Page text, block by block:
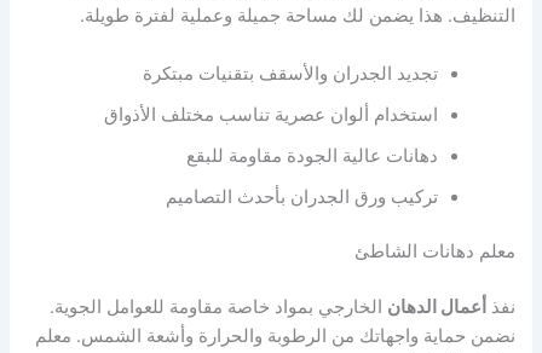
التنظيف. هذا يضمن لك مساحة جميلة وعملية لفترة طويلة.
تجديد الجدران والأسقف بتقنيات مبتكرة
استخدام ألوان عصرية تناسب مختلف الأذواق
دهانات عالية الجودة مقاومة للبقع
تركيب ورق الجدران بأحدث التصاميم
معلم دهانات الشاطئ
نفذ أعمال الدهان الخارجي بمواد خاصة مقاومة للعوامل الجوية.
نضمن حماية واجهاتك من الرطوبة والحرارة وأشعة الشمس. معلم